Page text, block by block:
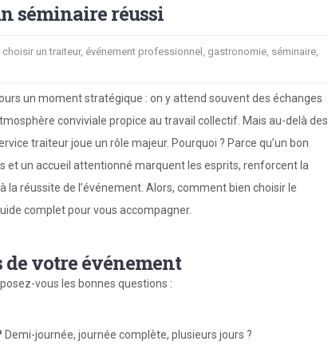
séminaire réussi
choisir un traiteur, événement professionnel , gastronomie, séminaire,
un moment stratégique : on y attend souvent des échanges
conviviale propice au travail collectif. Mais au-delà des
traiteur joue un rôle majeur. Pourquoi ? Parce qu’un bon
et un accueil attentionné marquent les esprits, renforcent la
la réussite de l’événement. Alors, comment bien choisir le
complet pour vous accompagner.
votre événement
vous les bonnes questions :
Demi-journée, journée complète, plusieurs jours ?